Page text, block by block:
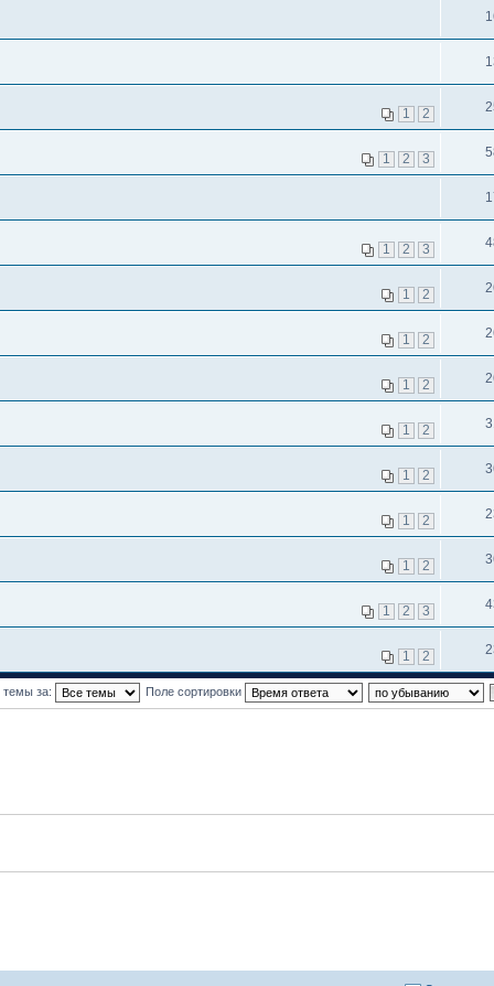
1 2
1 2 3
1 2 3
1 2
1 2
1 2
1 2
1 2
1 2
1 2
1 2 3
1 2
темы за: Поле сортировки